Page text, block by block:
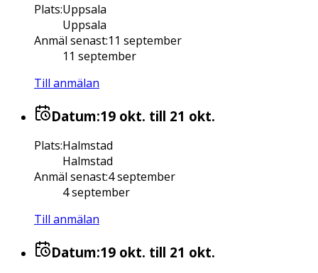
Plats:Uppsala
Uppsala
Anmäl senast:11 september
11 september
Till anmälan
Datum:19 okt. till 21 okt.
Plats:Halmstad
Halmstad
Anmäl senast:4 september
4 september
Till anmälan
Datum:19 okt. till 21 okt.